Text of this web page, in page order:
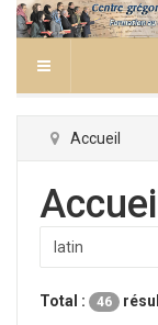
Accueil
Accueil
Total : 46